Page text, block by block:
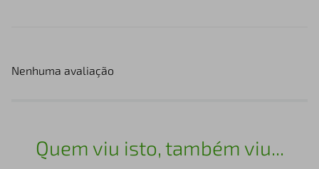
Nenhuma avaliação
Quem viu isto, também viu...